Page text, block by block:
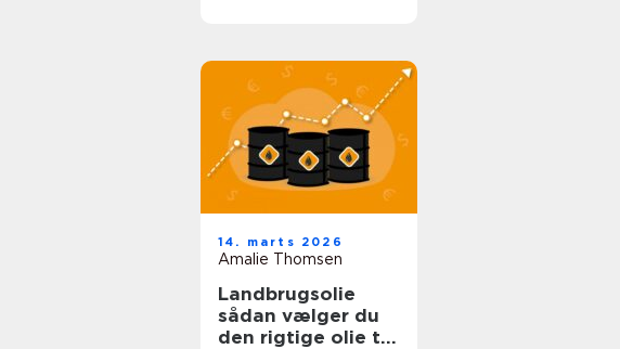
14. marts 2026
Amalie Thomsen
Landbrugsolie
sådan vælger du
den rigtige olie til